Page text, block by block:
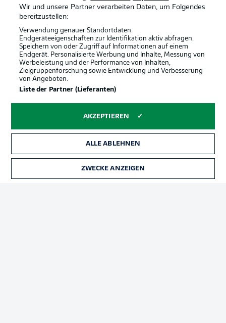
Rechtliche Hinweise Voreinstellungen verwalten
Datenschutz Nutzungsbedingungen
Kontakt
Liveticker
AGB
Wir und unsere Partner verarbeiten Daten, um Folgendes
bereitzustellen:
Verwendung genauer Standortdaten.
Endgeräteeigenschaften zur Identifikation aktiv abfragen.
Speichern von oder Zugriff auf Informationen auf einem
Endgerät. Personalisierte Werbung und Inhalte, Messung von
Werbeleistung und der Performance von Inhalten,
Zielgruppenforschung sowie Entwicklung und Verbesserung
von Angeboten.
Liste der Partner (Lieferanten)
AKZEPTIEREN
ALLE ABLEHNEN
ZWECKE ANZEIGEN